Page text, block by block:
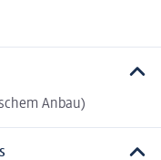
Anbau)